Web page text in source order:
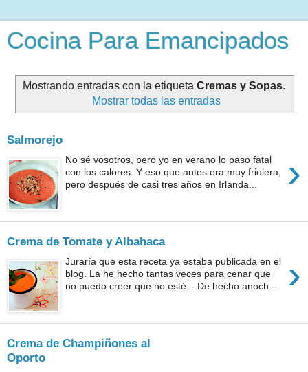
Cocina Para Emancipados
Mostrando entradas con la etiqueta Cremas y Sopas.
Mostrar todas las entradas
Salmorejo
›
No sé vosotros, pero yo en verano lo paso fatal
con los calores. Y eso que antes era muy friolera,
pero después de casi tres años en Irlanda...
Crema de Tomate y Albahaca
›
Juraría que esta receta ya estaba publicada en el
blog. La he hecho tantas veces para cenar que
no puedo creer que no esté... De hecho anoch...
Crema de Champiñones al
Oporto